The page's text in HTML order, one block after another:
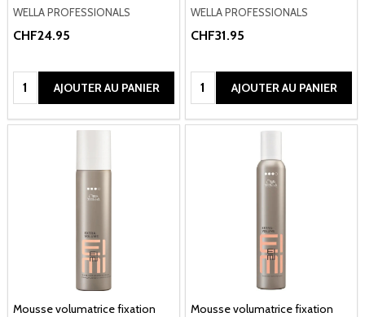
WELLA PROFESSIONALS
CHF24.95
Quantité:AJOUTER AU PANIER
WELLA PROFESSIONALS
CHF31.95
Quantité:AJOUTER AU PANIER
Mousse volumatrice fixation
Mousse volumatrice fixation